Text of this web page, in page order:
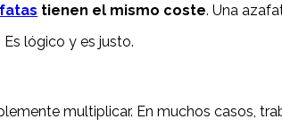
tienen el mismo coste. Una
lógico y es justo.
multiplicar. En muchos casos,